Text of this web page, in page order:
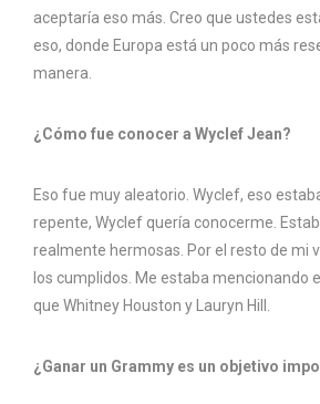
aceptaría eso más. Creo que ustedes
eso, donde Europa está un poco más
manera.
¿Cómo fue conocer a Wyclef Jean?
Eso fue muy aleatorio. Wyclef, eso
repente, Wyclef quería conocerme.
realmente hermosas. Por el resto de mi
los cumplidos. Me estaba mencionando
que Whitney Houston y Lauryn Hill.
¿Ganar un Grammy es un objetivo